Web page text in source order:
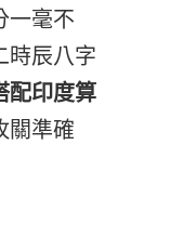
一毫不
時辰八字
配印度算
關準確